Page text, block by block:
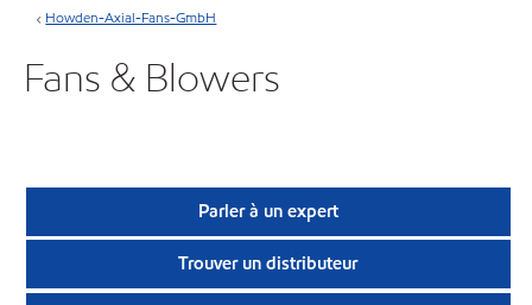
Howden-Axial-Fans-GmbH
Fans & Blowers
Parler à un expert
Trouver un distributeur